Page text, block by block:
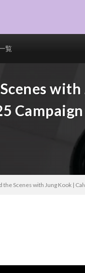
覧
Campaign
the Scenes with Jung Kook |